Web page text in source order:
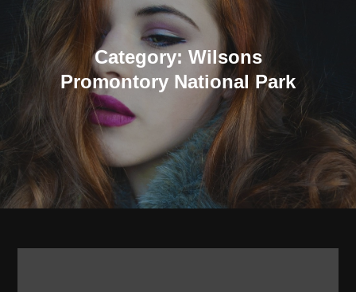
Category: Wilsons
Promontory National Park